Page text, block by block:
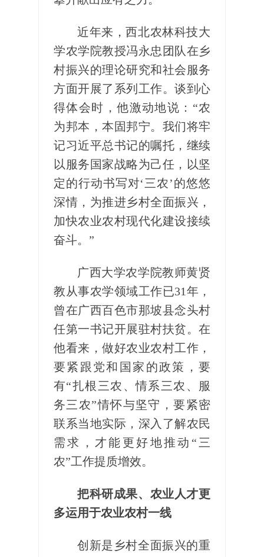
近年来，西北农林科技大
学农学院教授冯永忠团队在乡
村振兴的理论研究和社会服务
方面开展了系列工作。谈到心
得体会时，他激动地说：“农
为邦本，本固邦宁。我们将牢
记习近平总书记的嘱托，继续
以服务国家战略为己任，以坚
定的行动书写对‘三农’的悠悠
深情，为推进乡村全面振兴，
加快农业农村现代化建设接续
奋斗。”
广西大学农学院教师黄贤
教从事农学领域工作已31年，
曾在广西百色市那坡县念头村
任第一书记开展驻村扶贫。在
他看来，做好农业农村工作，
要紧跟党和国家的政策，要
有“扎根三农、情系三农、服
务三农”情怀与坚守，要紧密
联系当地实际，深入了解农民
需求，才能更好地推动“三
农”工作提质增效。
把科研成果、农业人才更
多运用于农业农村一线
创新是乡村全面振兴的重